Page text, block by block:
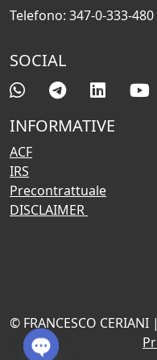
Telefono: 347-0-333-480
SOCIAL
INFORMATIVE
ACF
IRS
Precontrattuale
DISCLAIMER
© FRANCESCO